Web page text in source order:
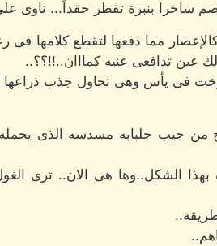
بنبرة تقطر حقداً... ناوى على
مما دفعها لتقطع كلامها
عين تدافعى عنيه كمااان..!!؟؟..
فى يأس وهى تحاول جذب ذراعها
جيب جلبابه مسدسه الذى
الشكل..وها هى الان.. ترى